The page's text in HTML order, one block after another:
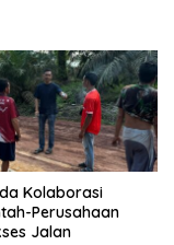
Kolaborasi
Perusahaan
Jalan